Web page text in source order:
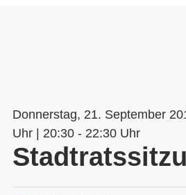
Donnerstag, 21. September
Uhr | 20:30 - 22:30 Uhr